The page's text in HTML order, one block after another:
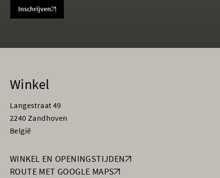
Inschrijven
Winkel
Langestraat 49
2240 Zandhoven
België
WINKEL EN OPENINGSTIJDEN
ROUTE MET GOOGLE MAPS